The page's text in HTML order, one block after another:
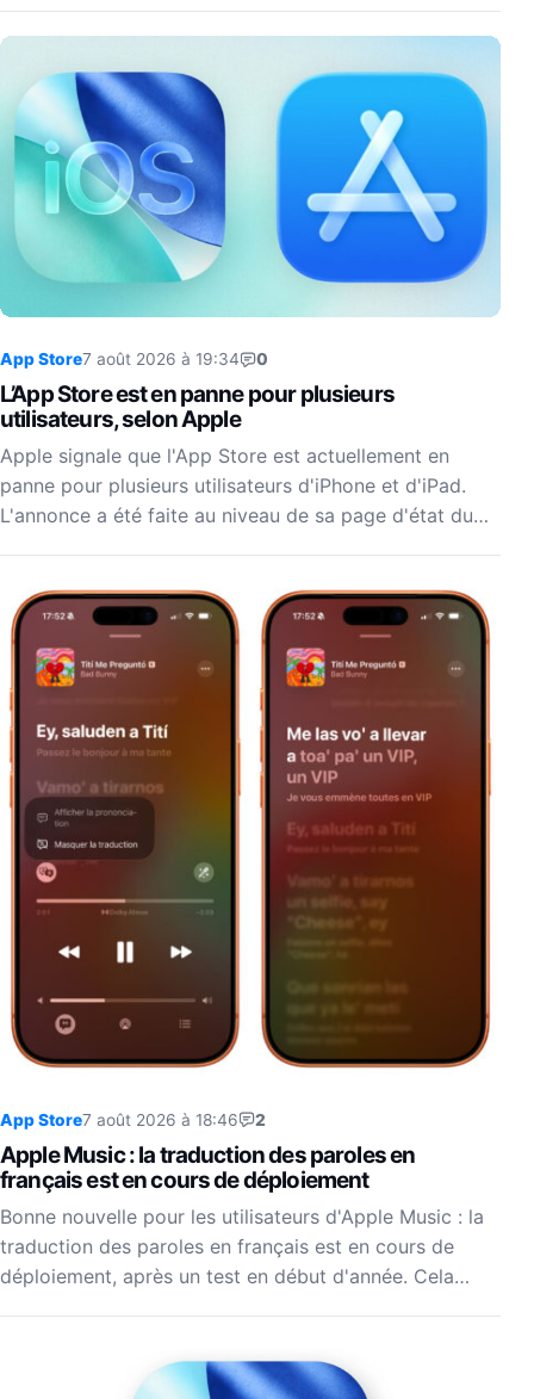
App Store7 août 2026 à 19:34 0
L’App Store est en panne pour plusieurs
utilisateurs, selon Apple
Apple signale que l'App Store est actuellement en
panne pour plusieurs utilisateurs d'iPhone et d'iPad.
L'annonce a été faite au niveau de sa page d'état du…
App Store7 août 2026 à 18:46 2
Apple Music : la traduction des paroles en
français est en cours de déploiement
Bonne nouvelle pour les utilisateurs d'Apple Music : la
traduction des paroles en français est en cours de
déploiement, après un test en début d'année. Cela…